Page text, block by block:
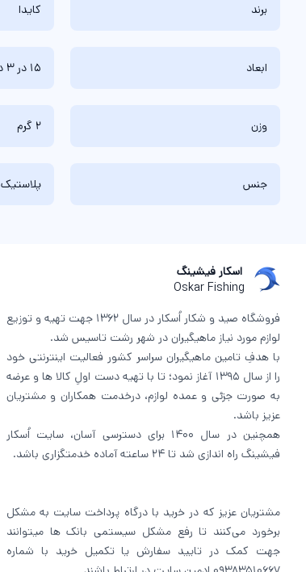
برند کایدا
ابعاد 15 در 3 در 0.2 سانتی‌متر
وزن 2 گرم
جنس پلاستیک
اسکار فیشینگ
Oskar Fishing
فروشگاه صید و شکار اُسکار در سال 1362 جهت تهیه و توزیع
لوازم مورد نیاز ماهیگیران در شهر رشت تاسیس شد.
با هدفِ تامین ماهیگیران سراسر کشور فعالیت اینترنتی خود
را از سال 1395 آغاز نمود؛ تا با تهیه دست اولِ کالا ها و عرضه
به صورت جزئی و عمده لوازم، درخدمت همکاران و مشتریان
عزیز باشد.
همچنین در سال 1400 برای دسترسی آسان، سایت اُسکار
فیشینگ راه اندازی شد تا 24 ساعته آماده خدمتگزاری باشد.
مشتریان عزیز که در خرید با درگاه پرداخت سایت به مشکل
برخورد می‌کنند تا رفع مشکل سیستمی بانک ها میتوانند
جهت کمک در تایید سفارش یا تکمیل خرید با شماره